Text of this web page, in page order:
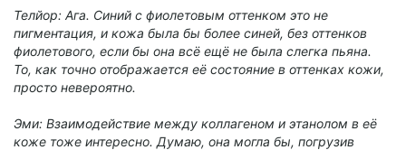
Телйор: Ага. Синий с фиолетовым оттенком это не
пигментация, и кожа была бы более синей, без оттенков
фиолетового, если бы она всё ещё не была слегка пьяна.
То, как точно отображается её состояние в оттенках кожи,
просто невероятно.
Эми: Взаимодействие между коллагеном и этанолом в её
коже тоже интересно. Думаю, она могла бы, погрузив